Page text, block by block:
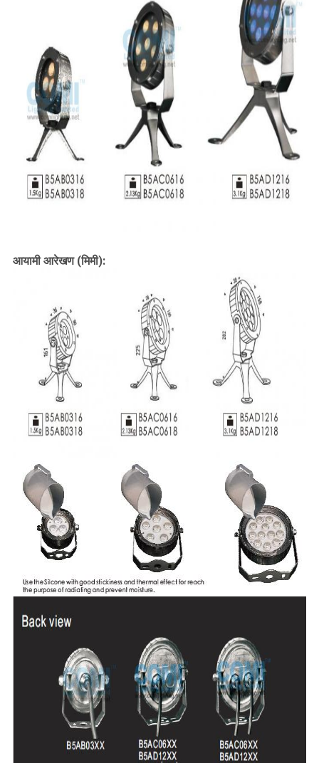
आयामी आरेखण (मिमी):